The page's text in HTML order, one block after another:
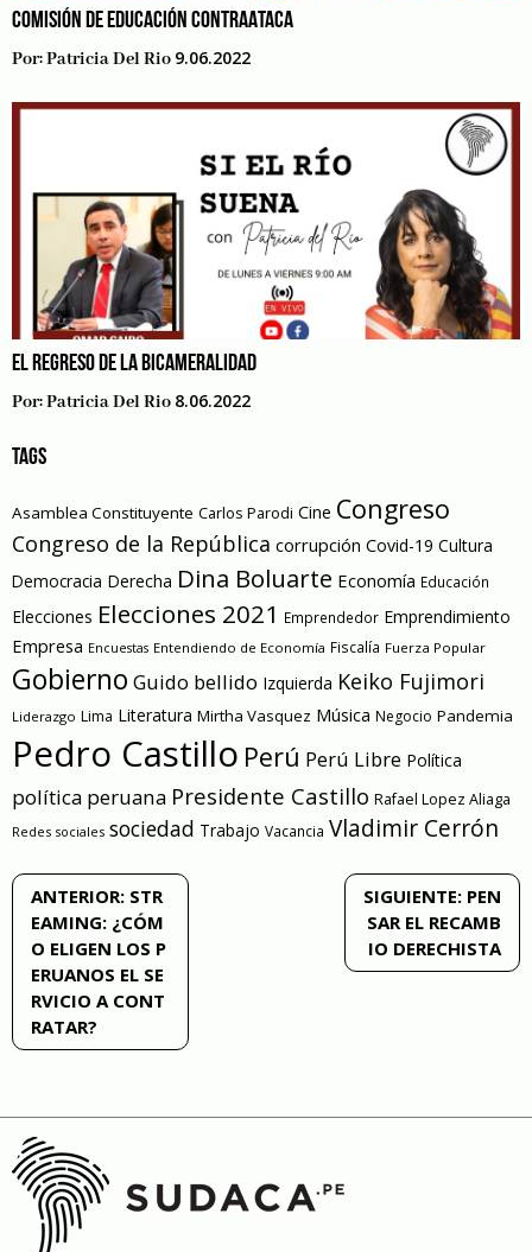
COMISIÓN DE EDUCACIÓN CONTRAATACA
Por:Patricia Del Rio 9.06.2022
EL REGRESO DE LA BICAMERALIDAD
Por:Patricia Del Rio 8.06.2022
TAGS
Asamblea Constituyente Carlos Parodi Cine Congreso
Congreso de la República corrupción Covid-19 Cultura
Democracia Derecha Dina Boluarte Economía Educación
Elecciones Elecciones 2021 Emprendedor Emprendimiento
Empresa Encuestas Entendiendo de Economía Fiscalía Fuerza Popular
Gobierno Guido bellido Izquierda Keiko Fujimori
Liderazgo Lima Literatura Mirtha Vasquez Música Negocio Pandemia
Pedro Castillo Perú Perú Libre Política
política peruana Presidente Castillo Rafael Lopez Aliaga
Redes sociales sociedad Trabajo Vacancia Vladimir Cerrón
Navegación
de
entradas
ANTERIOR: STR
EAMING: ¿CÓM
O ELIGEN LOS P
ERUANOS EL SE
RVICIO A CONT
RATAR?
SIGUIENTE: PEN
SAR EL RECAMB
IO DERECHISTA